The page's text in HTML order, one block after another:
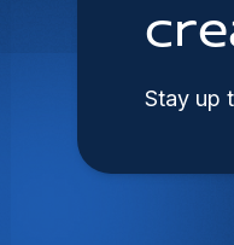
Stay up